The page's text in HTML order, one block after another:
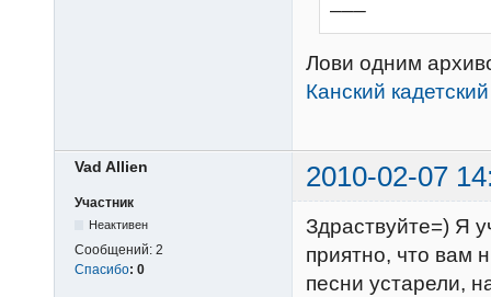
Лови одним
Канский
Vad Allien 2010-02-07
Участник
Неактивен
Сообщений: 2
Спасибо: 0
Здраствуйте=) Я
приятно, что вам
песни устарели,